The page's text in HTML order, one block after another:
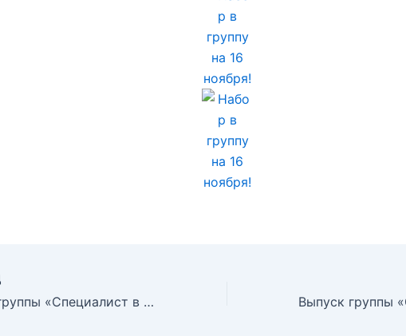
Выпуск группы «Специалист в сфере закупок» в рамках Федерального закона №44″